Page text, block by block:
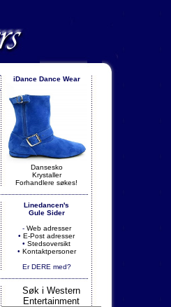
iDance Dance Wear
Dansesko
Krystaller
Forhandlere søkes!
Linedancen's
Gule Sider
- Web adresser
• E-Post adresser
• Stedsoversikt
• Kontaktpersoner
Er DERE med?
Søk i Western
Entertainment